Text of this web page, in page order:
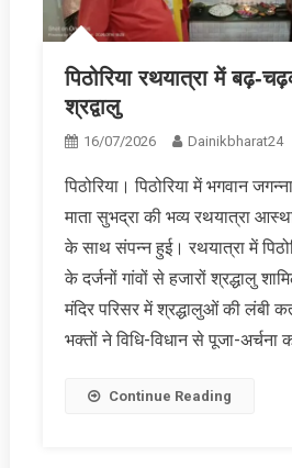
पिठोरिया रथयात्रा में बढ़-
श्रद्वालु
16/07/2026 Dainikbharat24
पिठोरिया। पिठोरिया में भगवान
माता सुभद्रा की भव्य रथयात्रा
के साथ संपन्न हुई। रथयात्रा में
के दर्जनों गांवों से हजारों श्रद्धालु
मंदिर परिसर में श्रद्धालुओं की लंबी
भक्तों ने विधि-विधान से पूजा-अर्चना
Continue Reading